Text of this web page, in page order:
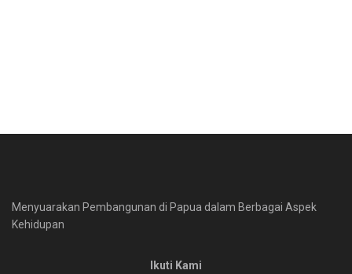
Menyuarakan Pembangunan di Papua dalam Berbagai Aspek
Kehidupan
Ikuti Kami